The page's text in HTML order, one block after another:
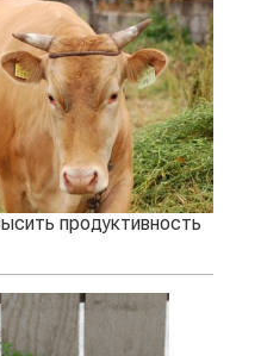
продуктивность